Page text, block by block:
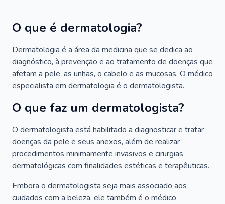
O que é dermatologia?
Dermatologia é a área da medicina que se dedica ao
diagnóstico, à prevenção e ao tratamento de doenças que
afetam a pele, as unhas, o cabelo e as mucosas. O médico
especialista em dermatologia é o dermatologista.
O que faz um dermatologista?
O dermatologista está habilitado a diagnosticar e tratar
doenças da pele e seus anexos, além de realizar
procedimentos minimamente invasivos e cirurgias
dermatológicas com finalidades estéticas e terapêuticas.
Embora o dermatologista seja mais associado aos
cuidados com a beleza, ele também é o médico